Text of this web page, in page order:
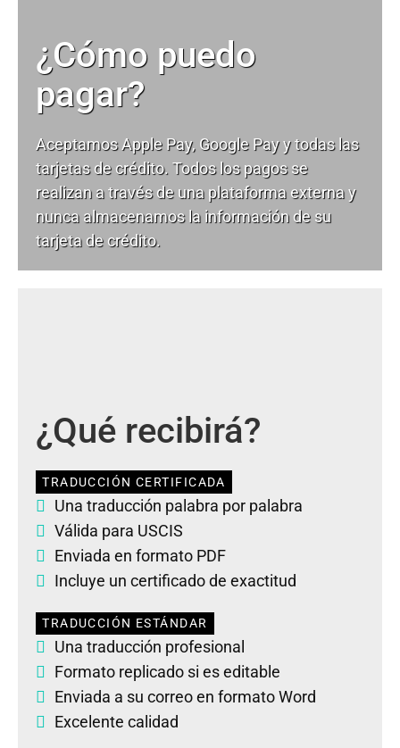
¿Cómo puedo
pagar?
Aceptamos Apple Pay, Google Pay y todas las
tarjetas de crédito. Todos los pagos se
realizan a través de una plataforma externa y
nunca almacenamos la información de su
tarjeta de crédito.
¿Qué recibirá?
TRADUCCIÓN CERTIFICADA
Una traducción palabra por palabra
Válida para USCIS
Enviada en formato PDF
Incluye un certificado de exactitud
TRADUCCIÓN ESTÁNDAR
Una traducción profesional
Formato replicado si es editable
Enviada a su correo en formato Word
Excelente calidad